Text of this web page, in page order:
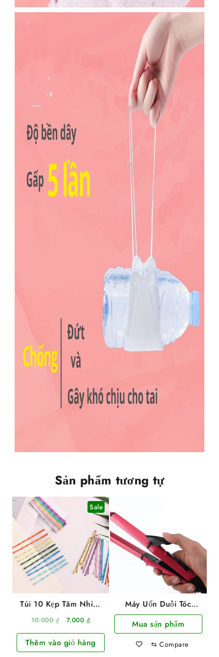
Sản phẩm tương tự
Sale
Túi 10 Kẹp Tăm Nhiều
Màu 6cm
10.000₫
Giá
là:
10.000 ₫.
7.000 ₫Giá
tại
là:
Thêm vào giỏ hàng
Máy Uốn Duỗi Tóc
Nova NHC-2009
Mua sản phẩm
⇆ Compare